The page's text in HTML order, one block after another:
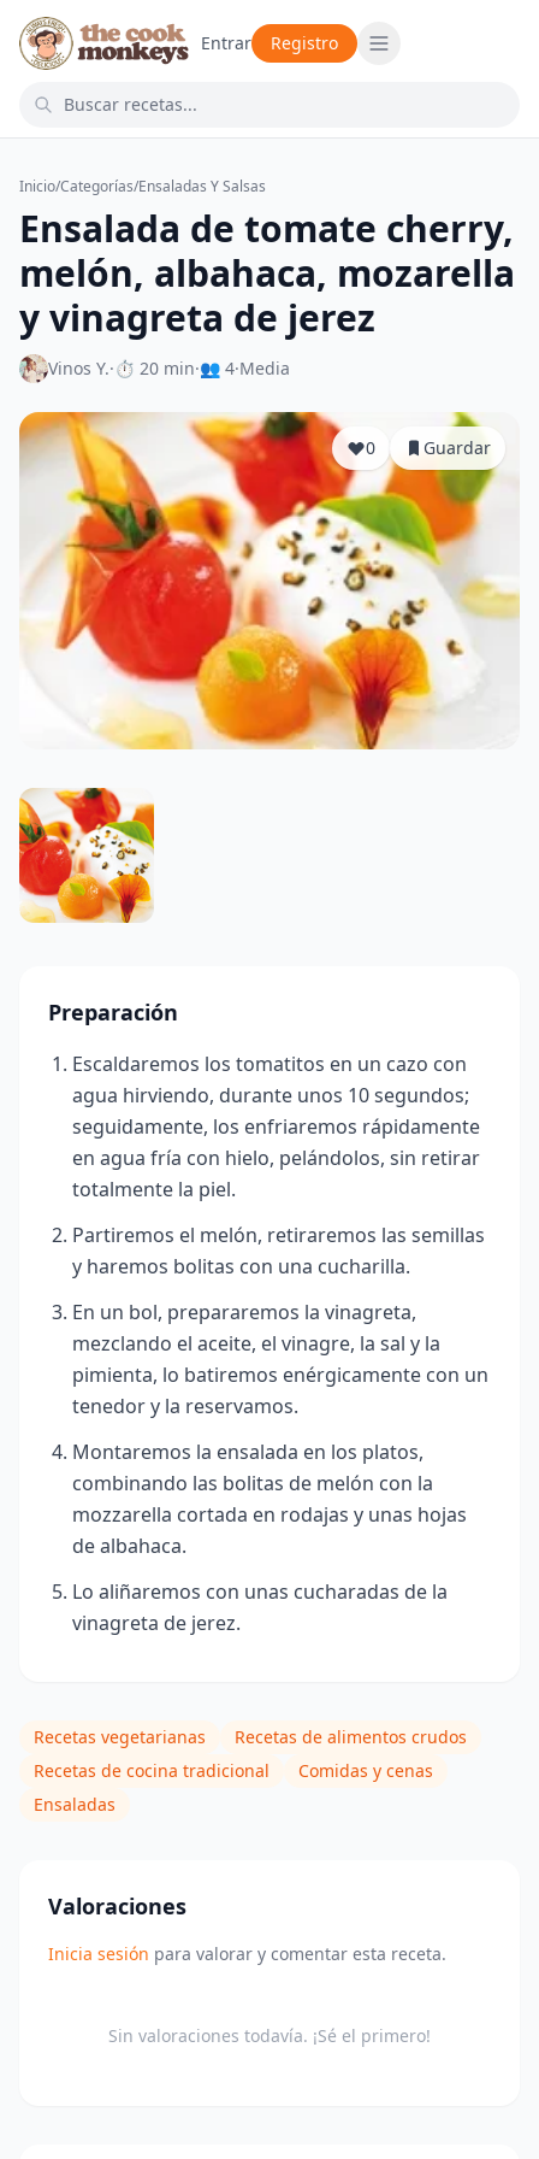
Entrar Registro
Inicio/Categorías/Ensaladas Y Salsas
Ensalada de tomate cherry,
melón, albahaca, mozarella
y vinagreta de jerez
Vinos Y.·⏱ 20 min·👥 4·Media
0 Guardar
Preparación
Escaldaremos los tomatitos en un cazo con
agua hirviendo, durante unos 10 segundos;
seguidamente, los enfriaremos rápidamente
en agua fría con hielo, pelándolos, sin retirar
totalmente la piel.
Partiremos el melón, retiraremos las semillas
y haremos bolitas con una cucharilla.
En un bol, prepararemos la vinagreta,
mezclando el aceite, el vinagre, la sal y la
pimienta, lo batiremos enérgicamente con un
tenedor y la reservamos.
Montaremos la ensalada en los platos,
combinando las bolitas de melón con la
mozzarella cortada en rodajas y unas hojas
de albahaca.
Lo aliñaremos con unas cucharadas de la
vinagreta de jerez.
Recetas vegetarianas
Recetas de alimentos crudos
Recetas de cocina tradicional
Comidas y cenas
Ensaladas
Valoraciones
Inicia sesión para valorar y comentar esta receta.
Sin valoraciones todavía. ¡Sé el primero!